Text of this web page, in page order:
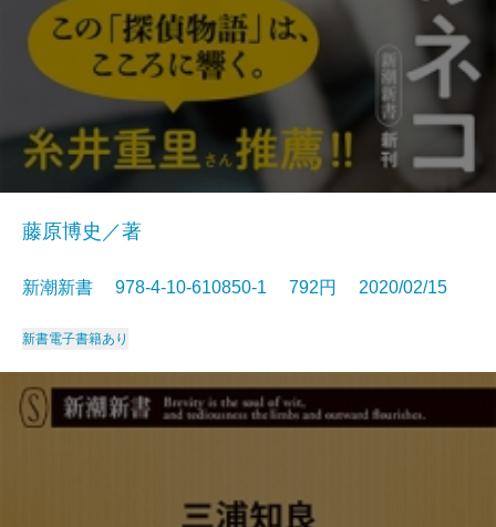
藤原博史／著
新潮新書 978-4-10-610850-1 792円 2020/02/15
新書電子書籍あり